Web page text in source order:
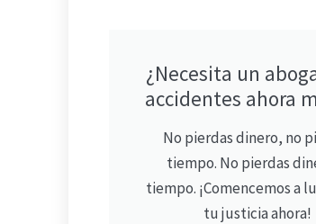
¿Necesita un
accidentes ahora
No pierdas dinero, no
tiempo. No pierdas
tiempo. ¡Comencemos a
tu justicia ahora!